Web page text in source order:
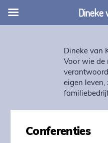
Dineke van
Voor wie de
eigen leven,
Conferenties
Dineke